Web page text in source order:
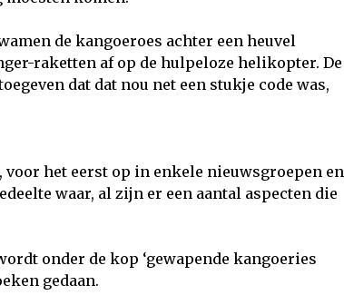
de kangoeroes achter een heuvel
raketten af op de hulpeloze helikopter. De
dat dat nou net een stukje code was,
het eerst op in enkele nieuwsgroepen en
waar, al zijn er een aantal aspecten die
onder de kop ‘gewapende kangoeries
gedaan.